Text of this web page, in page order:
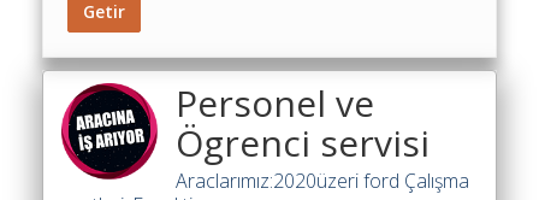
Hesaplama
Şartname
Karşılaştırma
Robotu
Masaüstü
Getir
Personel ve
Ögrenci servisi
Araclarımız:2020üzeri ford Çalışma